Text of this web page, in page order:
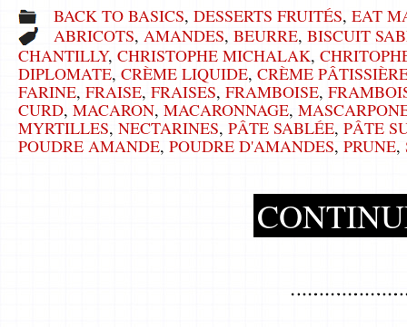
BACK TO BASICS, DESSERTS FRUITÉS, EAT
ABRICOTS, AMANDES, BEURRE, BISCUIT
CHANTILLY, CHRISTOPHE MICHALAK,
DIPLOMATE, CRÈME LIQUIDE, CRÈME
FARINE, FRAISE, FRAISES, FRAMBOISE,
CURD, MACARON, MACARONNAGE,
MYRTILLES, NECTARINES, PÂTE SABLÉE, PÂTE
POUDRE AMANDE, POUDRE D'AMANDES, PRUNE,